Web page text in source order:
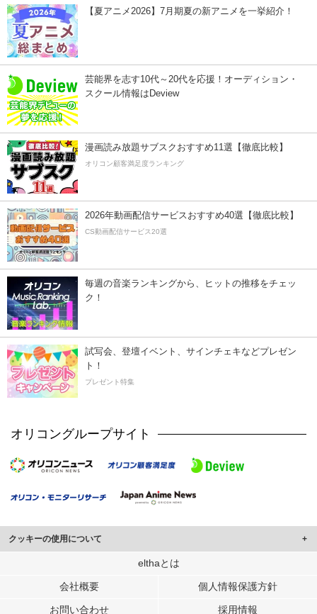
【夏アニメ2026】7月期夏の新アニメを一挙紹介！
芸能界を志す10代～20代を応援！オーディション・
スクール情報はDeview
漫画読み放題サブスクおすすめ11選【徹底比較】
オリコン顧客満足度ランキング
2026年動画配信サービスおすすめ40選【徹底比較】
CS動画配信サービス20選
毎週の音楽ランキングから、ヒットの推移をチェッ
ク！
試写会、登壇イベント、サインチェキなどプレゼン
ト！
プレゼント特集
オリコングループサイト
クッキーの使用について
このサイトでは Cookie を使用して、ユーザーに合わせたコンテンツや広告の
行っています。
メディアや広告配信、データ解析の各パートナーに提供しています。
elthaとは
会社概要 個人情報保護方針
お問い合わせ 採用情報